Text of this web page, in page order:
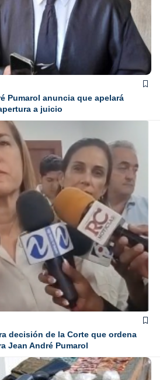
Pumarol anuncia que apelará
a juicio
decisión de la Corte que ordena
Jean André Pumarol